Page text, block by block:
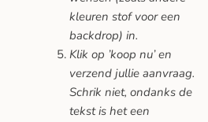
kleuren stof voor een
backdrop) in.
Klik op ’koop nu’ en
verzend jullie aanvraag.
Schrik niet, ondanks de
tekst is het een